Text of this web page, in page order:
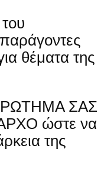
θέματα της
ΣΑΣ
ώστε να
της